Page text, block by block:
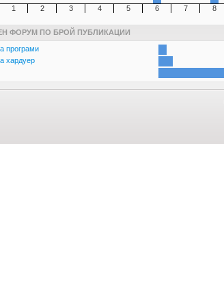
1 2 3 4 5 6 7 8
ФОРУМ ПО БРОЙ ПУБЛИКАЦИИ
програми
хардуер